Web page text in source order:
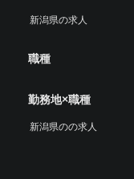
新潟県の求人
職種
勤務地×職種
新潟県のの求人